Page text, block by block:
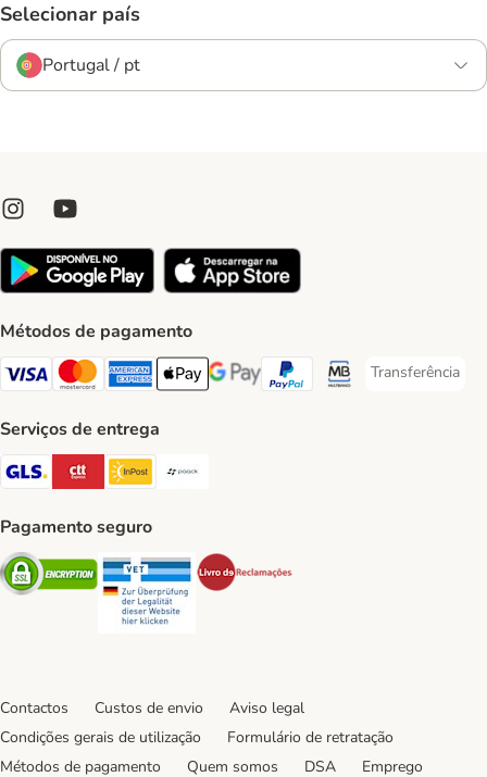
Selecionar país
Portugal / pt
Métodos de pagamento
Visa Payment Method
Mastercard Payment Method
American Express Payment Method
Apple Pay Payment Method
Google Pay Payment Method
PayPal Payment Method
Multibanco Payment
Transferência
Transferência
Serviços de entrega
GLS Shipping Method
CTTExpress Shipping Method
InPost Shipping Method
Pagamento seguro
Security Security
Contactos Custos de envio
Aviso legal
Condições gerais de utilização
Formulário de retratação
Métodos de pagamento
Quem somos DSA Emprego